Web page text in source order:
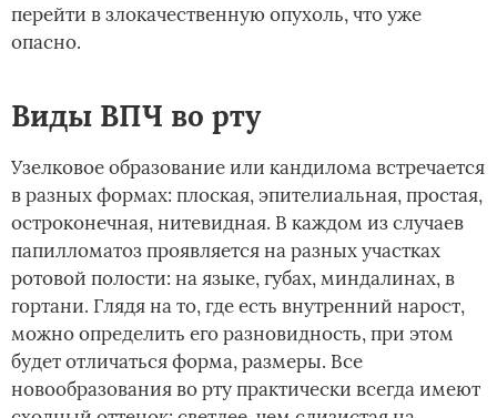
перейти в злокачественную опухоль, что уже
опасно.
Виды ВПЧ во рту
Узелковое образование или кандилома встречается
в разных формах: плоская, эпителиальная, простая,
остроконечная, нитевидная. В каждом из случаев
папилломатоз проявляется на разных участках
ротовой полости: на языке, губах, миндалинах, в
гортани. Глядя на то, где есть внутренний нарост,
можно определить его разновидность, при этом
будет отличаться форма, размеры. Все
новообразования во рту практически всегда имеют